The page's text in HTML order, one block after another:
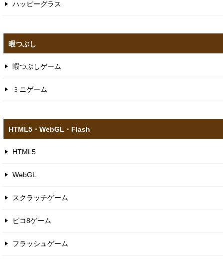
ハッピーグラス
暇つぶし
暇つぶしゲーム
ミニゲーム
HTML5​・WebGL​・Flash
HTML5
WebGL
スクラッチゲーム
ピコ8ゲーム
フラッシュゲーム